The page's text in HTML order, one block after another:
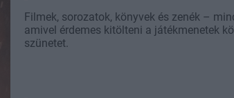
Filmek, sorozatok, könyvek és zenék –
amivel érdemes kitölteni a játékmenetek
szünetet.